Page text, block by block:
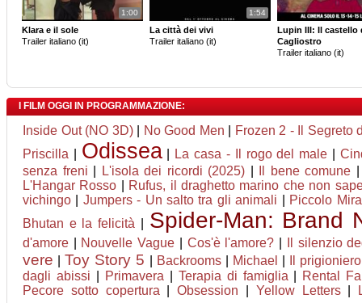
1:00
Klara e il sole
Trailer italiano (it)
1:54
La città dei vivi
Trailer italiano (it)
Lupin III: Il castello
Cagliostro
Trailer italiano (it)
I FILM OGGI IN PROGRAMMAZIONE:
Inside Out (NO 3D)| No Good Men
Frozen 2 - Il Segreto
Priscilla
Odissea| La casa - Il rogo del male
senza freni
L'isola dei ricordi (2025) Il bene comune
L'Hangar Rosso
Rufus, il draghetto marino che non
vichingo
Jumpers - Un salto tra gli animali
Piccolo
Bhutan e la felicità
Spider-Man: Brand
d'amore Nouvelle Vague Cos'è l'amore? Il silenzio
vere |Toy Story 5 Backrooms| Michael Il prigioniero
dagli abissi
Primavera Terapia di famiglia
Rental
Pecore sotto copertura |Obsession Yellow Letters|